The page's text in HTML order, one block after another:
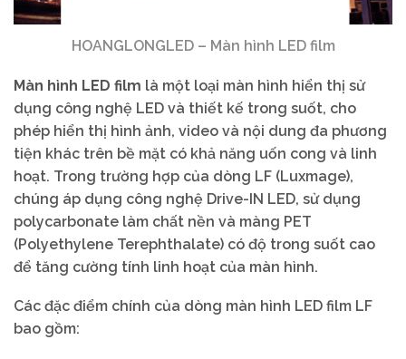
HOANGLONGLED – Màn hình LED film
Màn hình LED film là một loại màn hình hiển thị sử
dụng công nghệ LED và thiết kế trong suốt, cho
phép hiển thị hình ảnh, video và nội dung đa phương
tiện khác trên bề mặt có khả năng uốn cong và linh
hoạt. Trong trường hợp của dòng LF (Luxmage),
chúng áp dụng công nghệ Drive-IN LED, sử dụng
polycarbonate làm chất nền và màng PET
(Polyethylene Terephthalate) có độ trong suốt cao
để tăng cường tính linh hoạt của màn hình.
Các đặc điểm chính của dòng màn hình LED film LF
bao gồm: